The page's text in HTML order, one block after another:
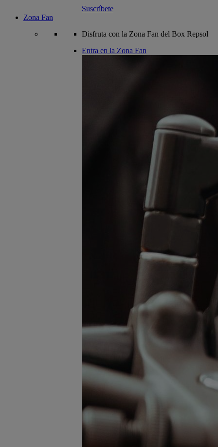
Suscríbete
Zona Fan
Disfruta con la Zona Fan del Box Repsol
Entra en la Zona Fan